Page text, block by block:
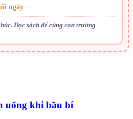
ngày
Đọc sách để cùng con trưởng
uống khi bầu bí